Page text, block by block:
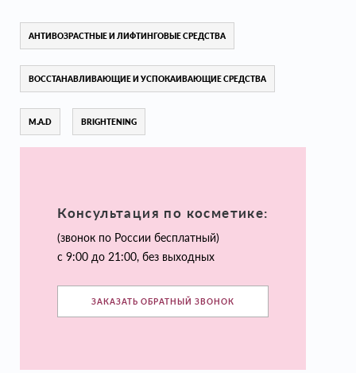
АНТИВОЗРАСТНЫЕ И ЛИФТИНГОВЫЕ СРЕДСТВА
ВОССТАНАВЛИВАЮЩИЕ И УСПОКАИВАЮЩИЕ СРЕДСТВА
M.A.D BRIGHTENING
Консультация по косметике:
(звонок по России бесплатный)
с 9:00 до 21:00, без выходных
ЗАКАЗАТЬ ОБРАТНЫЙ ЗВОНОК